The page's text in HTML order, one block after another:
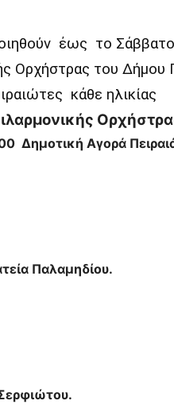
έως το
Ορχήστρας του Δήμου
κάθε ηλικίας
Δημοτική Αγορά
Παλαμηδίου.